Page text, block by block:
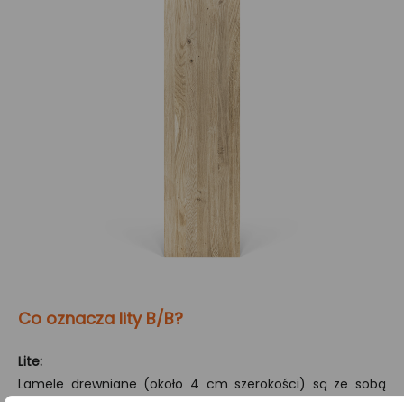
Co oznacza lity B/B?
Lite:
Lamele drewniane (około 4 cm szerokości) są ze sobą